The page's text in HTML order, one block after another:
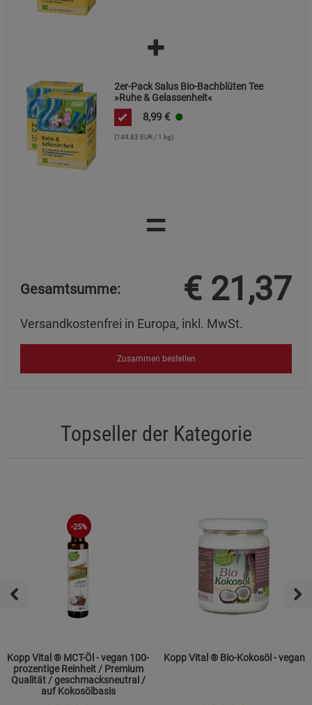
2er-Pack Salus Bio-Bachblüten Tee
»Ruhe & Gelassenheit«
8,99 €
(149,83 EUR / 1 kg)
=
Gesamtsumme: € 21,37
Versandkostenfrei in Europa, inkl. MwSt.
Zusammen bestellen
Topseller der Kategorie
-25%
Kopp Vital ® MCT-Öl - vegan 100-
prozentige Reinheit / Premium
Qualität / geschmacksneutral /
auf Kokosölbasis
Kopp Vital ® Bio-Kokosöl - vegan